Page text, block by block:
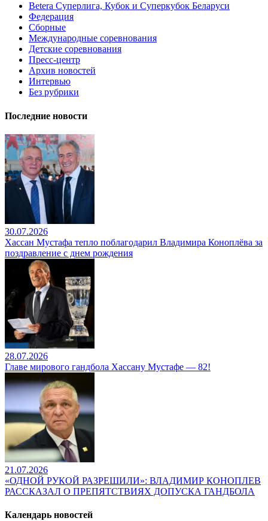
Betera Суперлига, Кубок и Суперкубок Беларуси
Федерация
Сборные
Международные соревнования
Детские соревнования
Пресс-центр
Архив новостей
Интервью
Без рубрики
Последние новости
30.07.2026
Хассан Мустафа тепло поблагодарил Владимира Коноплёва за
поздравление с днем рождения
28.07.2026
Главе мирового гандбола Хассану Мустафе — 82!
21.07.2026
«ОДНОЙ РУКОЙ РАЗРЕШИЛИ»: ВЛАДИМИР КОНОПЛЕВ
РАССКАЗАЛ О ПРЕПЯТСТВИЯХ ДОПУСКА ГАНДБОЛА
Календарь новостей